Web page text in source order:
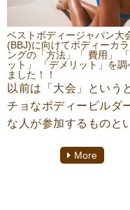
ベストボディージャパン大
(BBJ)に向けてボディーカラ
ングの「方法」「 費用」
ット」 「デメリット」を調
ました！！
以前は「大会」という
チョなボディービルダ
な人が参加するものと
はその「大会」の種
More